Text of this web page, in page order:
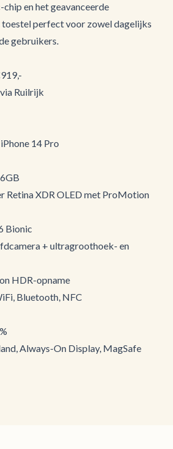
en het geavanceerde
perfect voor zowel dagelijks
gebruikers.
Ruilrijk
14 Pro
Retina XDR OLED met ProMotion
Bionic
+ ultragroothoek- en
HDR-opname
Bluetooth, NFC
Always-On Display, MagSafe